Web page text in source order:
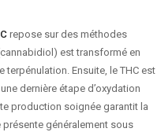
repose sur des méthodes
est transformé en
terpénulation. Ensuite, le THC est
dernière étape d’oxydation
production soignée garantit la
généralement sous